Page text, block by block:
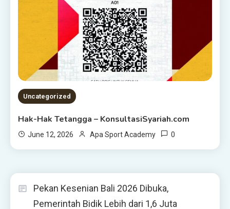
Uncategorized
Hak-Hak Tetangga – KonsultasiSyariah.com
June 12, 2026 Apa Sport Academy 0
Pekan Kesenian Bali 2026 Dibuka,
Pemerintah Bidik Lebih dari 1,6 Juta